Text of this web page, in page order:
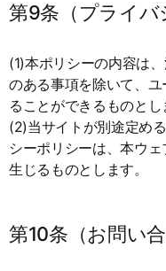
第9条（プライバ
(1)本ポリシーの内容は
のある事項を除いて、
ることができるものとし
(2)当サイトが別途定め
シーポリシーは、本ウ
生じるものとします。
第10条（お問い合